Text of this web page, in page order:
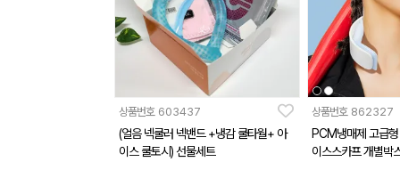
상품번호 603437
(얼음 넥쿨러 넥밴드 +냉감 쿨타월+ 아
이스 쿨토시) 선물세트
상품번호 862327
PCM냉매제 고급
이스스카프 개별박